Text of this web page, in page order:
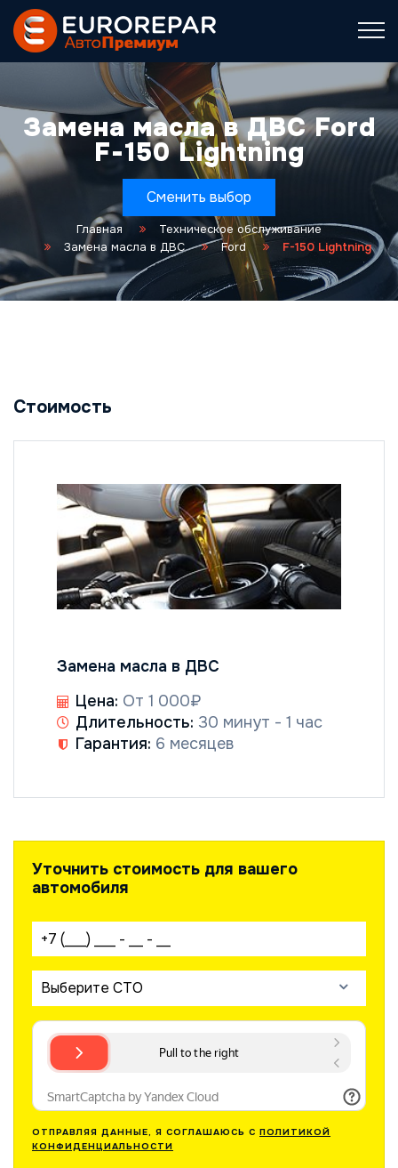
Замена масла в ДВС Ford
F-150 Lightning
Сменить выбор
Главная
Техническое обслуживание
Замена масла в ДВС
Ford F-150 Lightning
Стоимость
Замена масла в ДВС
Цена: От 1 000₽
Длительность: 30 минут - 1 час
Гарантия: 6 месяцев
Уточнить стоимость для вашего
автомобиля
Ваш телефон:
Выберите СТО
ОТПРАВЛЯЯ ДАННЫЕ, Я СОГЛАШАЮСЬ С ПОЛИТИКОЙ
КОНФИДЕНЦИАЛЬНОСТИ